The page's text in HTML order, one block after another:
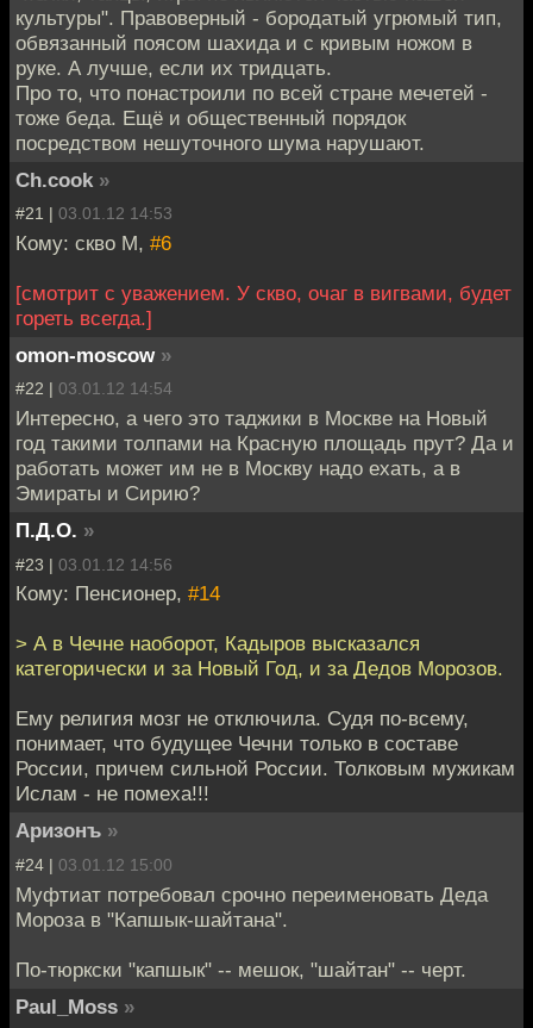
культуры". Правоверный - бородатый угрюмый тип,
обвязанный поясом шахида и с кривым ножом в
руке. А лучше, если их тридцать.
Про то, что понастроили по всей стране мечетей -
тоже беда. Ещё и общественный порядок
посредством нешуточного шума нарушают.
Ch.cook »
#21 | 03.01.12 14:53
Кому: скво М, #6
[смотрит с уважением. У скво, очаг в вигвами, будет
гореть всегда.]
omon-moscow »
#22 | 03.01.12 14:54
Интересно, а чего это таджики в Москве на Новый
год такими толпами на Красную площадь прут? Да и
работать может им не в Москву надо ехать, а в
Эмираты и Сирию?
П.Д.О. »
#23 | 03.01.12 14:56
Кому: Пенсионер, #14
> А в Чечне наоборот, Кадыров высказался
категорически и за Новый Год, и за Дедов Морозов.
Ему религия мозг не отключила. Судя по-всему,
понимает, что будущее Чечни только в составе
России, причем сильной России. Толковым мужикам
Ислам - не помеха!!!
Аризонъ »
#24 | 03.01.12 15:00
Муфтиат потребовал срочно переименовать Деда
Мороза в "Капшык-шайтана".
По-тюркски "капшык" -- мешок, "шайтан" -- черт.
Paul_Moss »